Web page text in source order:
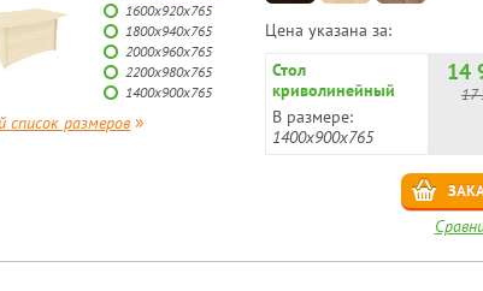
1600х920х765
1800х940х765
2000х960х765
2200х980х765
1400x900x765
список размеров »
Цена указана за:
Стол
криволинейный
KSR-5
В размере:
1400x900x765
14
17